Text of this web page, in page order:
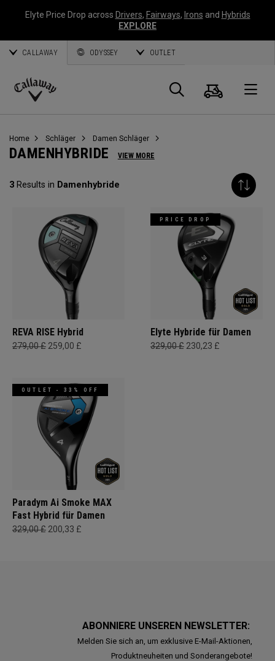
Elyte Price Drop across Drivers, Fairways, Irons and Hybrids
EXPLORE
CALLAWAY ODYSSEY OUTLET
Callaway
Suche
Home Schläger Damen Schläger
DAMENHYBRIDE VIEW MORE
3 Results in Damenhybride
REVA RISE Hybrid
279,00 £ 259,00 £
PRICE DROP
Elyte Hybride für Damen
329,00 £ 230,23 £
OUTLET - 33% OFF
Paradym Ai Smoke MAX
Fast Hybrid für Damen
329,00 £ 200,33 £
ABONNIERE UNSEREN NEWSLETTER:
Melden Sie sich an, um exklusive E-Mail-Aktionen,
Produktneuheiten und Sonderangebote!